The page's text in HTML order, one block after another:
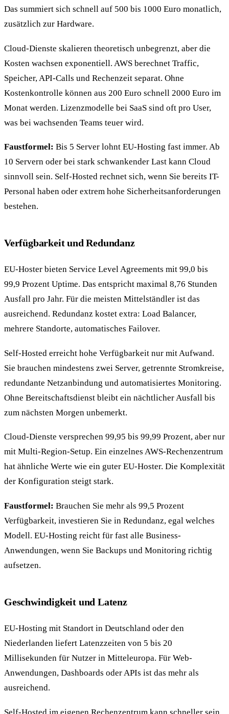
Das summiert sich schnell auf 500 bis 1000 Euro monatlich,
zusätzlich zur Hardware.
Cloud-Dienste skalieren theoretisch unbegrenzt, aber die
Kosten wachsen exponentiell. AWS berechnet Traffic,
Speicher, API-Calls und Rechenzeit separat. Ohne
Kostenkontrolle können aus 200 Euro schnell 2000 Euro im
Monat werden. Lizenzmodelle bei SaaS sind oft pro User,
was bei wachsenden Teams teuer wird.
Faustformel: Bis 5 Server lohnt EU-Hosting fast immer. Ab
10 Servern oder bei stark schwankender Last kann Cloud
sinnvoll sein. Self-Hosted rechnet sich, wenn Sie bereits IT-
Personal haben oder extrem hohe Sicherheitsanforderungen
bestehen.
Verfügbarkeit und Redundanz
EU-Hoster bieten Service Level Agreements mit 99,0 bis
99,9 Prozent Uptime. Das entspricht maximal 8,76 Stunden
Ausfall pro Jahr. Für die meisten Mittelständler ist das
ausreichend. Redundanz kostet extra: Load Balancer,
mehrere Standorte, automatisches Failover.
Self-Hosted erreicht hohe Verfügbarkeit nur mit Aufwand.
Sie brauchen mindestens zwei Server, getrennte Stromkreise,
redundante Netzanbindung und automatisiertes Monitoring.
Ohne Bereitschaftsdienst bleibt ein nächtlicher Ausfall bis
zum nächsten Morgen unbemerkt.
Cloud-Dienste versprechen 99,95 bis 99,99 Prozent, aber nur
mit Multi-Region-Setup. Ein einzelnes AWS-Rechenzentrum
hat ähnliche Werte wie ein guter EU-Hoster. Die Komplexität
der Konfiguration steigt stark.
Faustformel: Brauchen Sie mehr als 99,5 Prozent
Verfügbarkeit, investieren Sie in Redundanz, egal welches
Modell. EU-Hosting reicht für fast alle Business-
Anwendungen, wenn Sie Backups und Monitoring richtig
aufsetzen.
Geschwindigkeit und Latenz
EU-Hosting mit Standort in Deutschland oder den
Niederlanden liefert Latenzzeiten von 5 bis 20
Millisekunden für Nutzer in Mitteleuropa. Für Web-
Anwendungen, Dashboards oder APIs ist das mehr als
ausreichend.
Self-Hosted im eigenen Rechenzentrum kann schneller sein,